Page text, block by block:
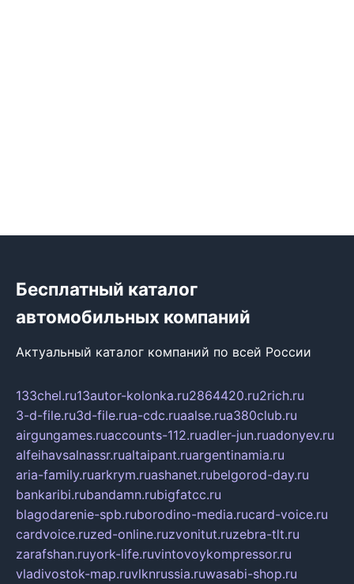
Бесплатный каталог
автомобильных компаний
Актуальный каталог компаний по всей России
133chel.ru13autor-kolonka.ru2864420.ru2rich.ru
3-d-file.ru3d-file.rua-cdc.ruaalse.rua380club.ru
airgungames.ruaccounts-112.ruadler-jun.ruadonyev.ru
alfeihavsalnassr.rualtaipant.ruargentinamia.ru
aria-family.ruarkrym.ruashanet.rubelgorod-day.ru
bankaribi.rubandamn.rubigfatcc.ru
blagodarenie-spb.ruborodino-media.rucard-voice.ru
cardvoice.ruzed-online.ruzvonitut.ruzebra-tlt.ru
zarafshan.ruyork-life.ruvintovoykompressor.ru
vladivostok-map.ruvlknrussia.ruwasabi-shop.ru